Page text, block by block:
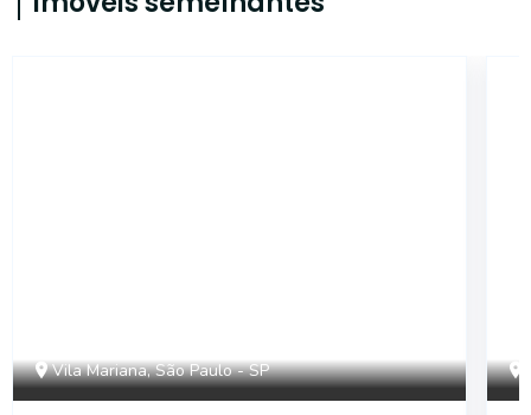
Vila Mariana, São Paulo - SP